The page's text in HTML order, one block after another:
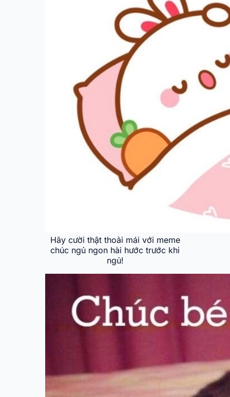
Hãy cười thật thoải mái với meme
chúc ngủ ngon hài hước trước khi
ngủ!